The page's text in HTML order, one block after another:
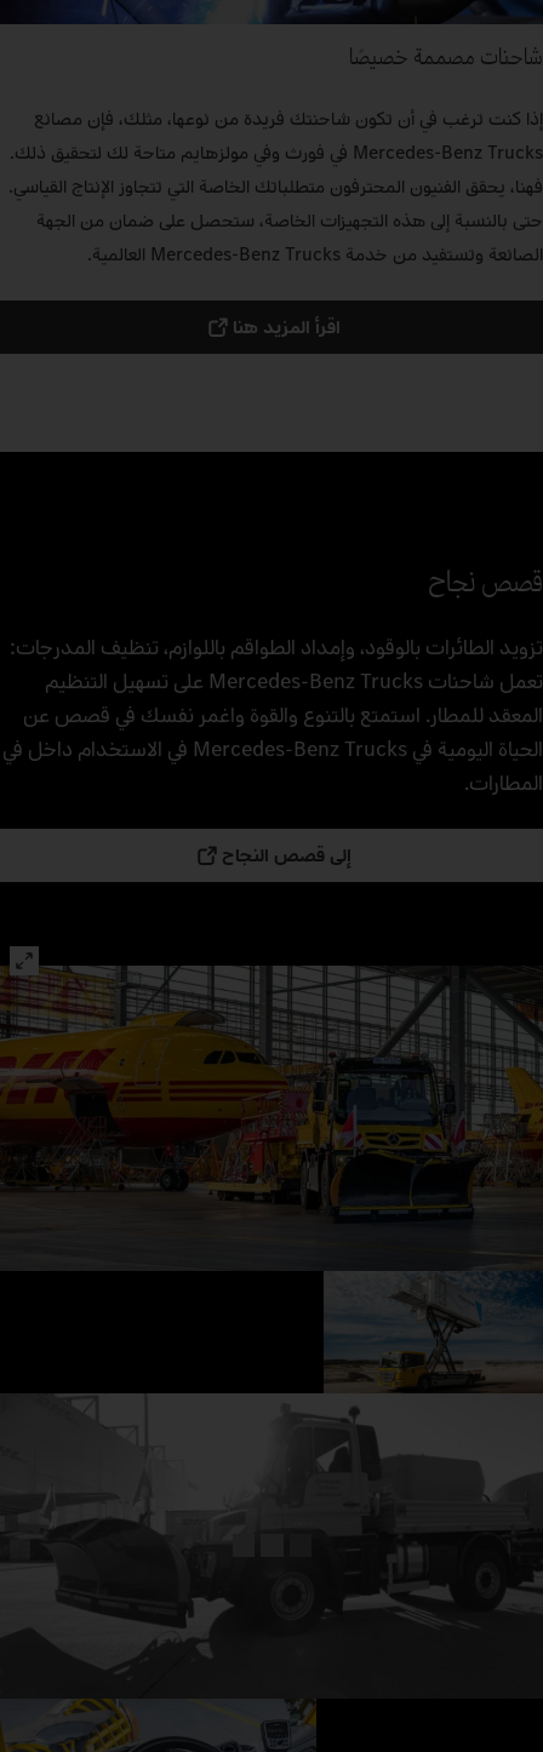
شاحنات مصممة خصيصًا
إذا كنت ترغب في أن تكون شاحنتك فريدة من نوعها، مثلك، فإن مصانع
Mercedes‑Benz Trucks في فورث وفي مولزهايم متاحة لك لتحقيق ذلك.
فهنا، يحقق الفنيون المحترفون متطلباتك الخاصة التي تتجاوز الإنتاج القياسي.
حتى بالنسبة إلى هذه التجهيزات الخاصة، ستحصل على ضمان من الجهة
الصانعة وتستفيد من خدمة Mercedes‑Benz Trucks العالمية.
اقرأ المزيد هنا
قصص نجاح
تزويد الطائرات بالوقود، وإمداد الطواقم باللوازم، تنظيف المدرجات:
تعمل شاحنات Mercedes‑Benz Trucks على تسهيل التنظيم
المعقد للمطار. استمتع بالتنوع والقوة واغمر نفسك في قصص عن
الحياة اليومية في Mercedes‑Benz Trucks في الاستخدام داخل في
المطارات.
إلى قصص النجاح